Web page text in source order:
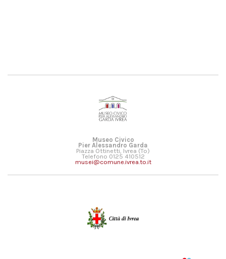
Museo Civico
Pier Alessandro Garda
Piazza Ottinetti, Ivrea (To)
Telefono 0125 410512
musei@comune.ivrea.to.it